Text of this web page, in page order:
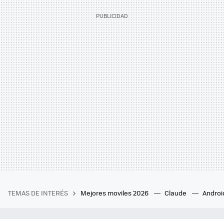
TEMAS DE INTERÉS Mejores moviles 2026 Claude